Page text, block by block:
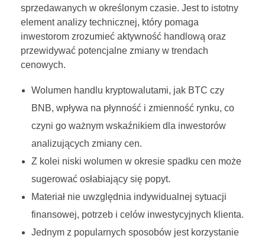
sprzedawanych w określonym czasie. Jest to istotny
element analizy technicznej, który pomaga
inwestorom zrozumieć aktywność handlową oraz
przewidywać potencjalne zmiany w trendach
cenowych.
Wolumen handlu kryptowalutami, jak BTC czy
BNB, wpływa na płynność i zmienność rynku, co
czyni go ważnym wskaźnikiem dla inwestorów
analizujących zmiany cen.
Z kolei niski wolumen w okresie spadku cen może
sugerować osłabiający się popyt.
Materiał nie uwzględnia indywidualnej sytuacji
finansowej, potrzeb i celów inwestycyjnych klienta.
Jednym z popularnych sposobów jest korzystanie